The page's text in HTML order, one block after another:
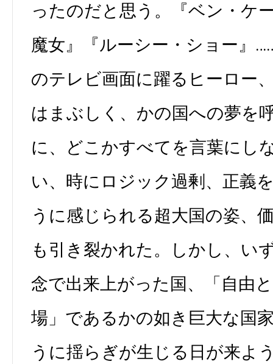
ったのだと思う。『ベン・ケ
魔女』『ルーシー・ショー』
のテレビ画面に躍るヒーロー
はまぶしく、かの国への夢を
に、どこかすべてを言葉にし
い、時にロジック過剰、正義
うに感じられる超大国の姿、
も引き裂かれた。しかし、い
念で出来上がった国、「自由
場」であるかの如き巨大な国
うに揺らぎが生じる日が来よ